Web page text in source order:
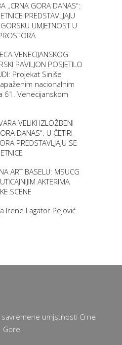
„CRNA GORA DANAS“:
PREDSTAVLJAJU
UMJETNOST U
VENECIJANSKOG
PAVILJON POSJETILO
Projekat Siniše
nacionalnim
61. Venecijanskom
VELIKI IZLOŽBENI
DANAS“: U ČETIRI
PREDSTAVLJAJU SE
ART BASELU: MSUCG
AKTERIMA
SCENE
Irene Lagator Pejović